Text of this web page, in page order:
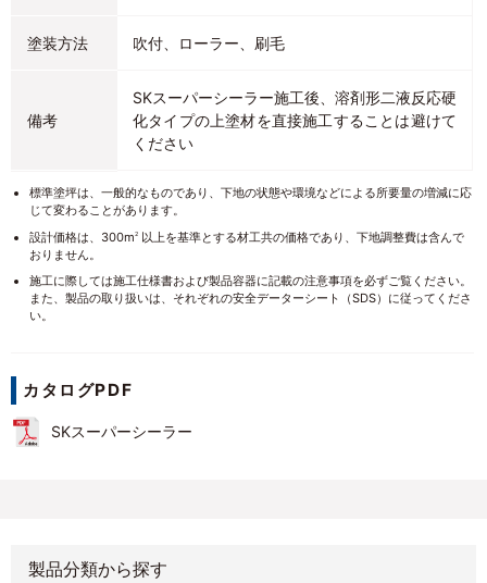
塗装方法 吹付、ローラー、刷毛
備考
SKスーパーシーラー施工後、溶剤形二液反応硬
化タイプの上塗材を直接施工することは避けて
ください
標準塗坪は、一般的なものであり、下地の状態や環境などによる所要量の増減に応
じて変わることがあります。
設計価格は、300m2以上を基準とする材工共の価格であり、下地調整費は含んで
おりません。
施工に際しては施工仕様書および製品容器に記載の注意事項を必ずご覧ください。
また、製品の取り扱いは、それぞれの安全データーシート（SDS）に従ってくださ
い。
カタログPDF
SKスーパーシーラー
製品分類から探す